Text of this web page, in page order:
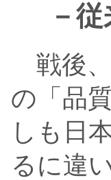
－
戦後、
の「品
しも日
るに違